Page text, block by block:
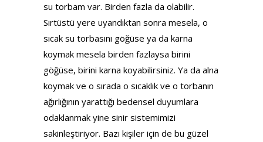
su torbam var. Birden fazla da olabilir.
Sırtüstü yere uyandıktan sonra mesela, o
sıcak su torbasını göğüse ya da karna
koymak mesela birden fazlaysa birini
göğüse, birini karna koyabilirsiniz. Ya da alna
koymak ve o sırada o sıcaklık ve o torbanın
ağırlığının yarattığı bedensel duyumlara
odaklanmak yine sinir sistemimizi
sakinleştiriyor. Bazı kişiler için de bu güzel